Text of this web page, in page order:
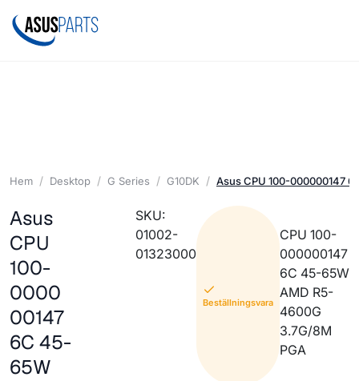
Hem Desktop G Series G10DK Asus CPU 100-000000147
Asus
CPU
100-
0000
00147
6C 45-
65W
SKU:
01002-
01323000
Beställningsvara
CPU 100-
000000147
6C 45-65W
AMD R5-
4600G
3.7G/8M
PGA